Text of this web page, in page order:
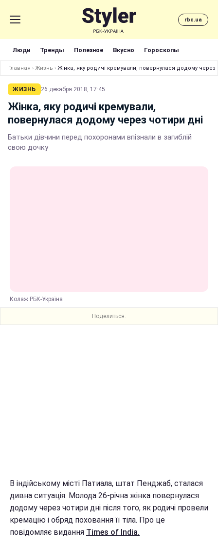
rbc.ua
Люди Тренды Полезное Вкусно Гороскопы
Главная › Жизнь › Жінка, яку родичі кремували, повернулася додому через
ЖИЗНЬ 26 декабря 2018, 17:45
Жінка, яку родичі кремували,
повернулася додому через чотири дні
Батьки дівчини перед похоронами впізнали в загиблій
свою дочку
Колаж РБК-Україна
Поделиться:
В індійському місті Патиала, штат Пенджаб, сталася
дивна ситуація. Молода 26-річна жінка повернулася
додому через чотири дні після того, як родичі провели
кремацію і обряд поховання її тіла. Про це
повідомляє видання Times of India.